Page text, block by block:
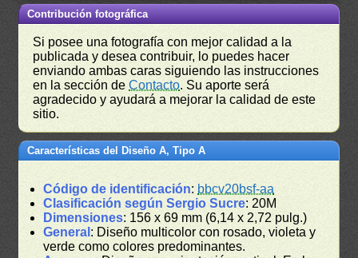
Contribución fotográfica
Si posee una fotografía con mejor calidad a la
publicada y desea contribuir, lo puedes hacer
enviando ambas caras siguiendo las instrucciones
en la sección deContacto. Su aporte será
agradecido y ayudará a mejorar la calidad de este
sitio.
Características del Diseño A, Tipo A
Código de identificación: bbcv20bsf-aa
Clasificación según Sergio Sucre: 20M
Dimensiones: 156 x 69 mm (6,14 x 2,72 pulg.)
General : Diseño multicolor con rosado, violeta y
verde como colores predominantes.